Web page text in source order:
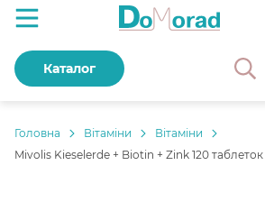
Каталог
Головнa Вітаміни
Вітаміни
Mivolis Kieselerde + Biotin + Zink 120 таблеток